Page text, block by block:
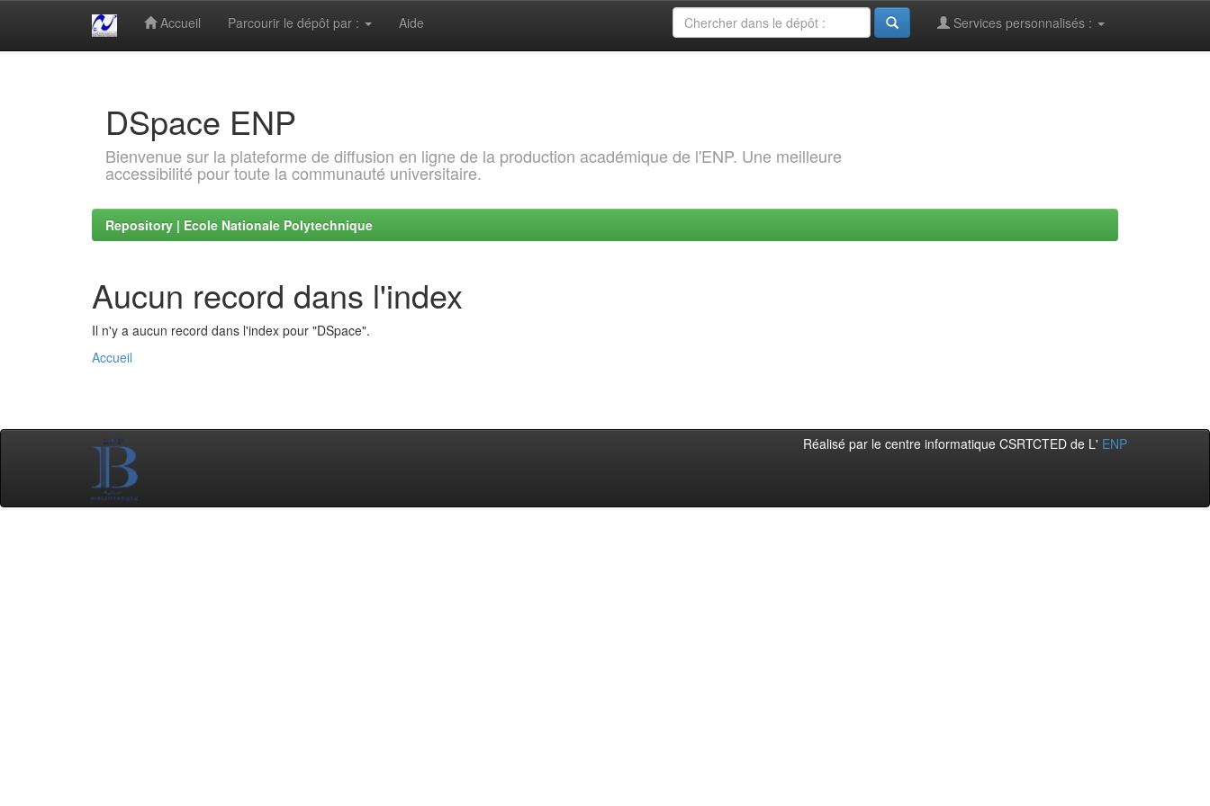
Accueil Parcourir le dépôt par : Aide Services personnalisés :
DSpace ENP
Bienvenue sur la plateforme de diffusion en ligne de la production académique de l'ENP. Une meilleure
accessibilité pour toute la communauté universitaire.
Repository | Ecole Nationale Polytechnique
Aucun record dans l'index
Il n'y a aucun record dans l'index pour "DSpace".
Accueil
Réalisé par le centre informatique CSRTCTED de L' ENP